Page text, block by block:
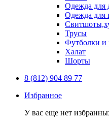
Одежда для
Одежда для
Трусы
Футболки и
Халат
Шорты
8 (812) 904 89 77
Избранное
У вас еще нет